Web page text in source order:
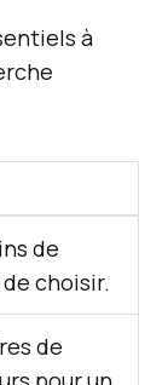
à
de
choisir.
de